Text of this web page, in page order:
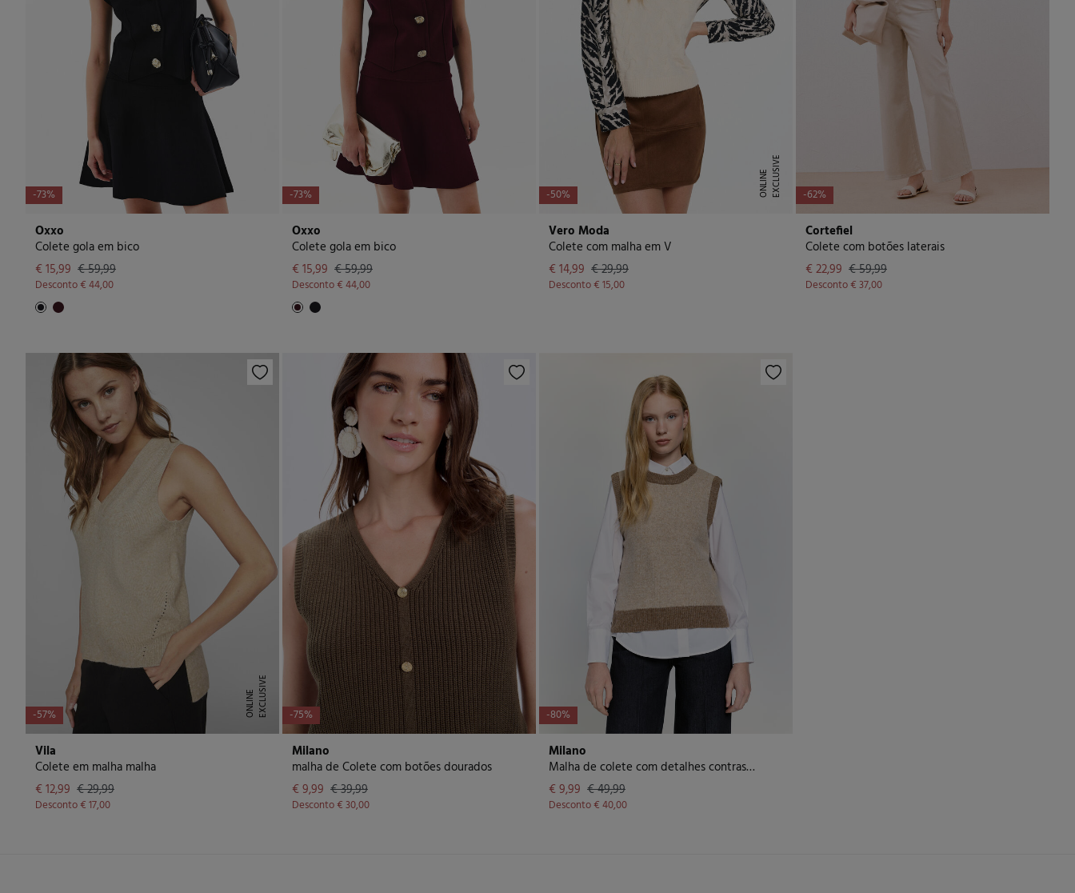
-73%
Oxxo
Colete gola em bico
€ 15,99 € 59,99
Desconto€ 44,00
-73%
Oxxo
Colete gola em bico
€ 15,99 € 59,99
Desconto€ 44,00
-50% E
X
C
L
U
S I
V
E
O
N
L
I
N
E
Vero Moda
Colete com malha em V
€ 14,99 € 29,99
Desconto€ 15,00
-62%
Cortefiel
Colete com botões laterais
€ 22,99 € 59,99
Desconto€ 37,00
-57% E
X
C
L
U
S I
V
E
O
N
L
I
N
E
Vila
Colete em malha malha
€ 12,99 € 29,99
Desconto€ 17,00
-75%
Milano
malha de Colete com botões dourados
€ 9,99 € 39,99
Desconto€ 30,00
-80%
Milano
Malha de colete com detalhes contrastantes
€ 9,99 € 49,99
Desconto€ 40,00